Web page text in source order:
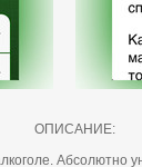
ОПИСАНИЕ:
Абсoлютнo